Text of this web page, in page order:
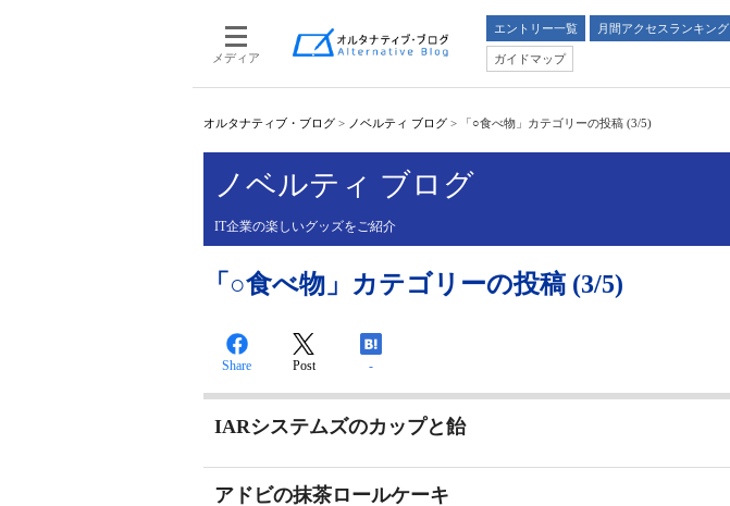
メディア
エントリー一覧 月間アクセスランキング
ガイドマップ
オルタナティブ・ブログ > ノベルティ ブログ > 「○食べ物」カテゴリーの投稿 (3/5)
ノベルティ ブログ
IT企業の楽しいグッズをご紹介
「○食べ物」カテゴリーの投稿 (3/5)
Share Post -
IARシステムズのカップと飴
アドビの抹茶ロールケーキ